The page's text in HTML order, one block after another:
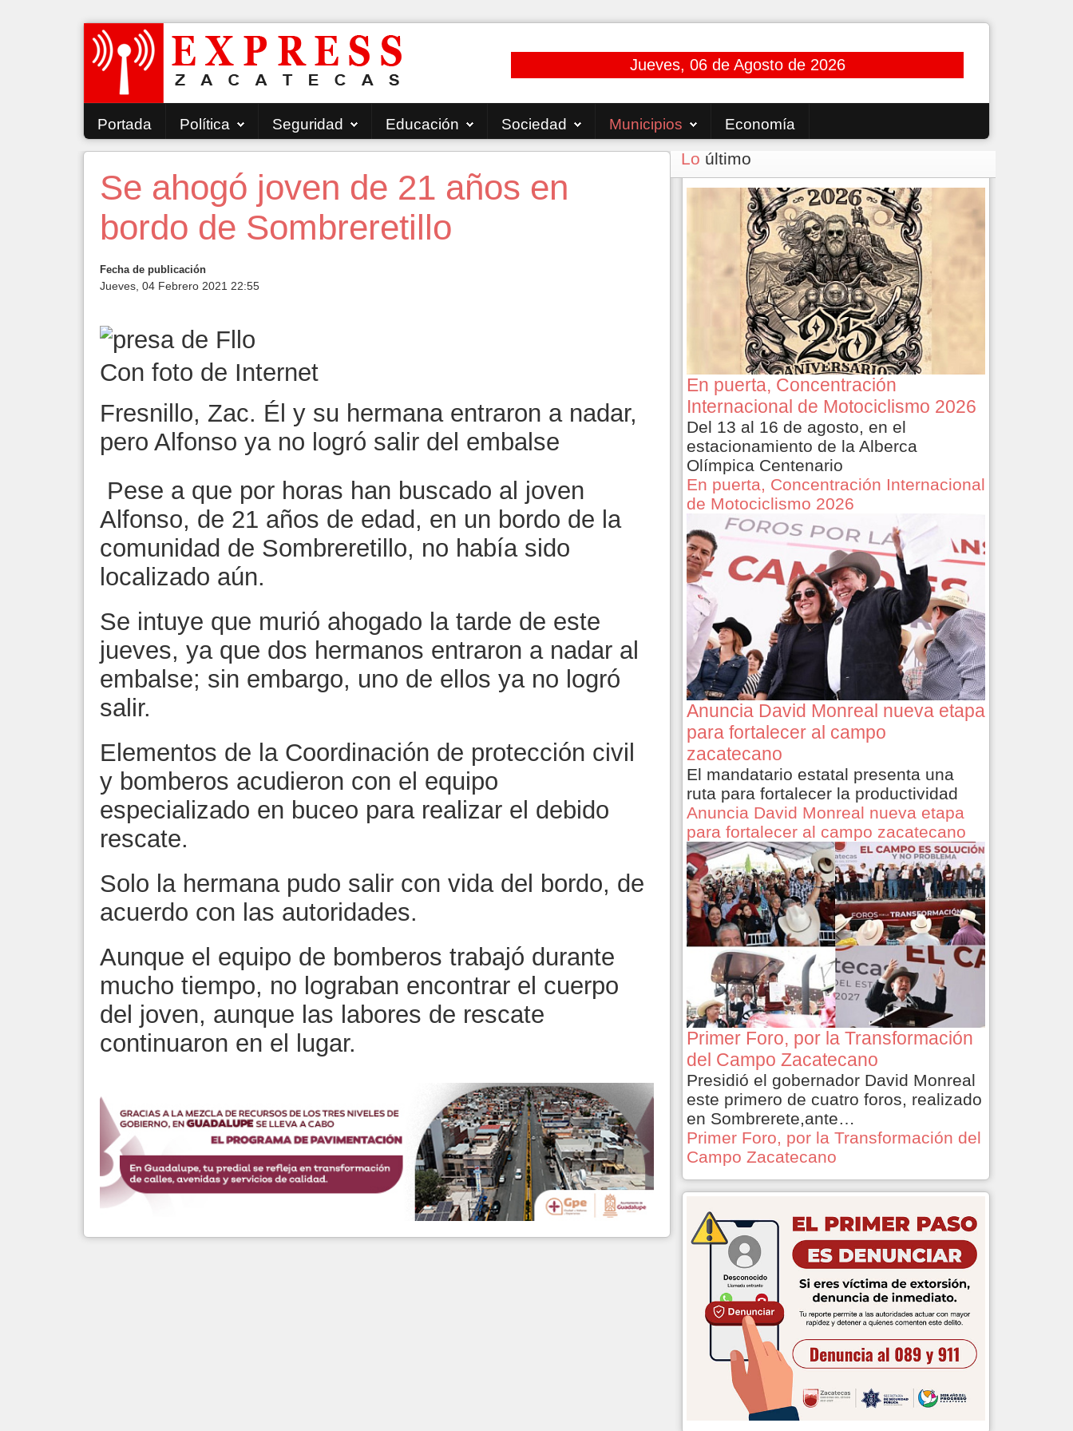
Jueves, 06 de Agosto de 2026
Portada Política Seguridad Educación Sociedad Municipios Economía
Se ahogó joven de 21 años en
bordo de Sombreretillo
Fecha de publicación
Jueves, 04 Febrero 2021 22:55
Con foto de Internet
Fresnillo, Zac. Él y su hermana entraron a nadar,
pero Alfonso ya no logró salir del embalse
Pese a que por horas han buscado al joven
Alfonso, de 21 años de edad, en un bordo de la
comunidad de Sombreretillo, no había sido
localizado aún.
Se intuye que murió ahogado la tarde de este
jueves, ya que dos hermanos entraron a nadar al
embalse; sin embargo, uno de ellos ya no logró
salir.
Elementos de la Coordinación de protección civil
y bomberos acudieron con el equipo
especializado en buceo para realizar el debido
rescate.
Solo la hermana pudo salir con vida del bordo, de
acuerdo con las autoridades.
Aunque el equipo de bomberos trabajó durante
mucho tiempo, no lograban encontrar el cuerpo
del joven, aunque las labores de rescate
continuaron en el lugar.
Lo último
En puerta, Concentración
Internacional de Motociclismo 2026
Del 13 al 16 de agosto, en el
estacionamiento de la Alberca
Olímpica Centenario
En puerta, Concentración Internacional
de Motociclismo 2026
Anuncia David Monreal nueva etapa
para fortalecer al campo
zacatecano
El mandatario estatal presenta una
ruta para fortalecer la productividad
Anuncia David Monreal nueva etapa
para fortalecer al campo zacatecano
Primer Foro, por la Transformación
del Campo Zacatecano
Presidió el gobernador David Monreal
este primero de cuatro foros, realizado
en Sombrerete,ante…
Primer Foro, por la Transformación del
Campo Zacatecano